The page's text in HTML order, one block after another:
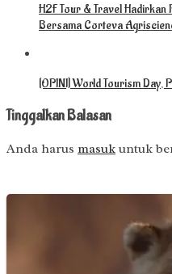
H2F Tour & Travel Hadirkan
Bersama Corteva
[OPINI] World Tourism Day,
Tinggalkan Balasan
Anda harus masuk untuk